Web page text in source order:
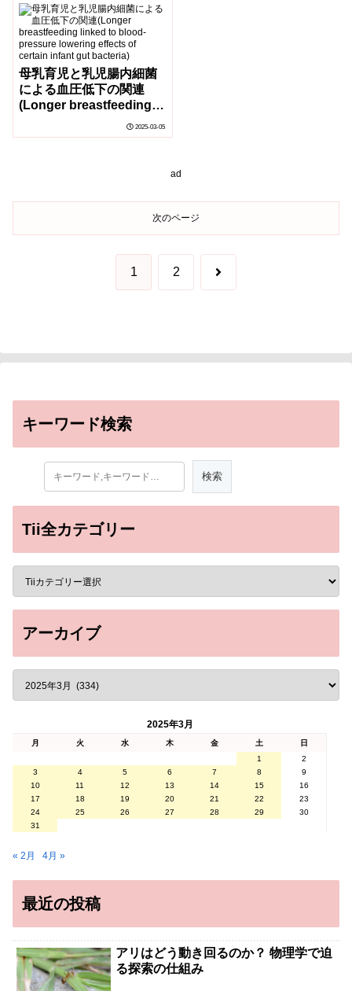
Efforts, Yellowstone
Bison Are A Single
Breeding Population)
母乳育児と乳児腸内細菌
による血圧低下の関連
(Longer breastfeeding
linked to blood-pressure
lowering effects of
2025-03-05
ad
次のページ
1 2 次
キーワード検索
Tii全カテゴリー
アーカイブ
2025年3月
月 火 水 木 金 土
日
1
2
3
4 5 6 7 8
9
10
11 12 13 14 15
16
17
18 19 20 21 22
23
24
25 26 27 28 29
30
31
« 2月 4月 »
最近の投稿
アリはどう動き回るのか？ 物理学で迫
る探索の仕組み